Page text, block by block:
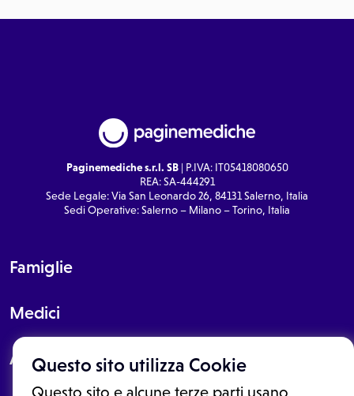
Questo sito utilizza Cookie
Questo sito e alcune terze parti usano
Paginemediche s.r.l. SB| P.IVA: IT05418080650
REA: SA-444291
Sede Legale: Via San Leonardo 26, 84131 Salerno, Italia
Sedi Operative: Salerno – Milano – Torino, Italia
Famiglie
Medici
About